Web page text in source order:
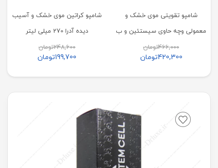
شامپو تقویتی موی خشک و
معمولی وچه حاوی سیستئین و ب
6
466,000تومان
420,300تومان
شامپو کراتین موی خشک و آسیب
دیده آدرا 270 میلی لیتر
248,600تومان
199,700تومان